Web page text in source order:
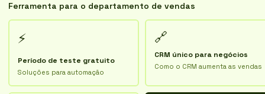
Ferramenta para o departamento de vendas
⚡
Período de teste gratuito
Soluções para automação
🔗
CRM único para negócios
Como o CRM aumenta as vendas